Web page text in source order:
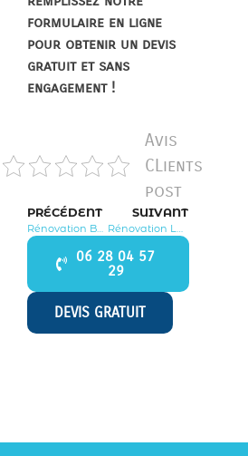
formulaire en ligne
pour obtenir un devis
gratuit et sans
engagement !
Avis
CLients
post
PRÉCÉDENT SUIVANT
06 28 04 57
29
DEVIS GRATUIT